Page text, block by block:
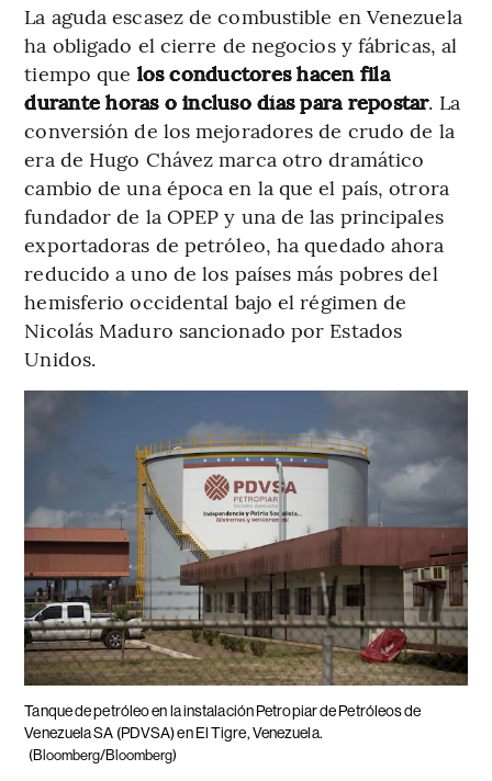
La aguda escasez de combustible en Venezuela
ha obligado el cierre de negocios y fábricas, al
tiempo que los conductores hacen fila
durante horas o incluso días para repostar. La
conversión de los mejoradores de crudo de la
era de Hugo Chávez marca otro dramático
cambio de una época en la que el país, otrora
fundador de la OPEP y una de las principales
exportadoras de petróleo, ha quedado ahora
reducido a uno de los países más pobres del
hemisferio occidental bajo el régimen de
Nicolás Maduro sancionado por Estados
Unidos.
Tanque de petróleo en la instalación Petropiar de Petróleos de
Venezuela SA (PDVSA) en El Tigre, Venezuela.
(Bloomberg/Bloomberg)